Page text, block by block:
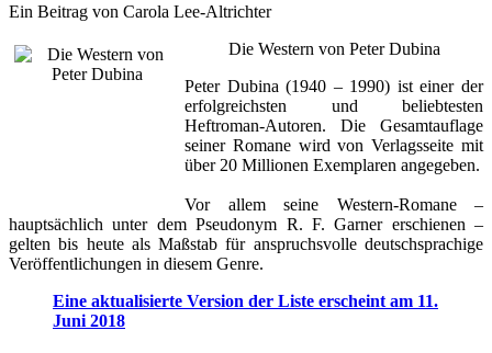
Ein Beitrag von Carola Lee-Altrichter
Die Western von Peter Dubina
Peter Dubina (1940 – 1990) ist einer der
erfolgreichsten und beliebtesten
Heftroman-Autoren. Die Gesamtauflage
seiner Romane wird von Verlagsseite mit
über 20 Millionen Exemplaren angegeben.
Vor allem seine Western-Romane –
hauptsächlich unter dem Pseudonym R. F. Garner erschienen –
gelten bis heute als Maßstab für anspruchsvolle deutschsprachige
Veröffentlichungen in diesem Genre.
Eine aktualisierte Version der Liste erscheint am 11.
Juni 2018